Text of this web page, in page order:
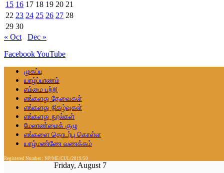
15 16 17 18 19 20 21
22 23 24 25 26 27 28
29 30
« Oct
Dec »
FacebookYouTube
முகப்பு
யாழ்ப்பாணம்
எம்மை பற்றி
எங்களது தேவைகள்
எங்களது நிகழ்வுகள்
எங்களது நூல்கள்
மேலாண்மைக் குழு
எங்களை தொடர்பு கொள்ள
யாழ்மண்ணே வணக்கம்
Registered Number : NP/ME/CUL/2019/50
Friday, August 7